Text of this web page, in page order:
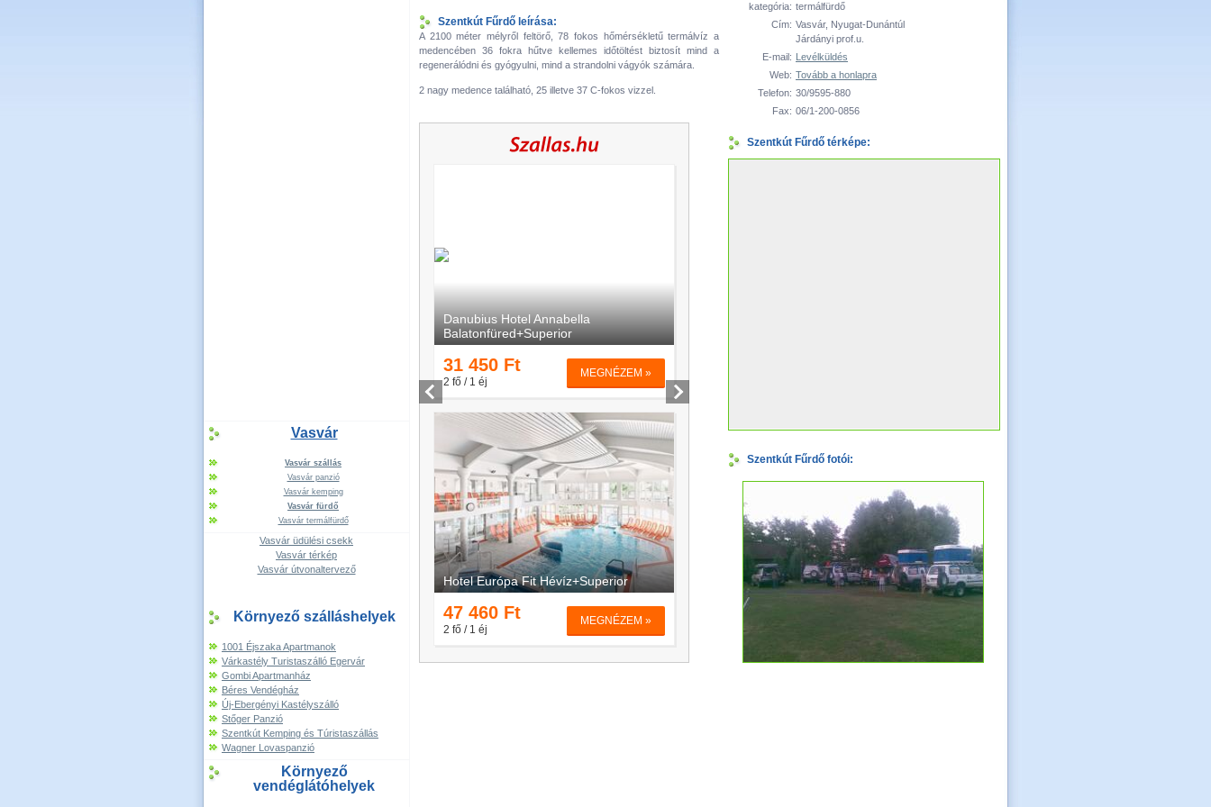
Vasvár
Vasvár szállás
Vasvár panzió
Vasvár kemping
Vasvár fürdő
Vasvár termálfürdő
Vasvár üdülési csekk
Vasvár térkép
Vasvár útvonaltervező
Környező szálláshelyek
1001 Éjszaka Apartmanok
Várkastély Turistaszálló Egervár
Gombi Apartmanház
Béres Vendégház
Új-Ebergényi Kastélyszálló
Stőger Panzió
Szentkút Kemping és Túristaszállás
Wagner Lovaspanzió
Környező
vendéglátóhelyek
kategória: termálfürdő
Cím: Vasvár, Nyugat-Dunántúl
Járdányi prof.u.
E-mail: Levélküldés
Web: Tovább a honlapra
Telefon: 30/9595-880
Fax: 06/1-200-0856
Szentkút Fűrdő térképe:
Szentkút Fűrdő fotói:
Szentkút Fűrdő leírása:
A 2100 méter mélyről feltörő, 78 fokos hőmérsékletű termálvíz a
medencében 36 fokra hűtve kellemes időtöltést biztosít mind a
regenerálódni és gyógyulni, mind a strandolni vágyók számára.
2 nagy medence található, 25 illetve 37 C-fokos vizzel.